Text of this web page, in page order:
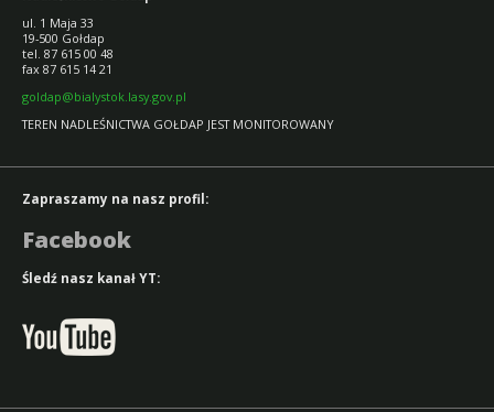
ul. 1 Maja 33
19-500 Gołdap
tel. 87 615 00 48
fax 87 615 14 21
goldap@bialystok.lasy.gov.pl
TEREN NADLEŚNICTWA GOŁDAP JEST MONITOROWANY
Zapraszamy na nasz profil:
Facebook
Śledź nasz kanał YT: